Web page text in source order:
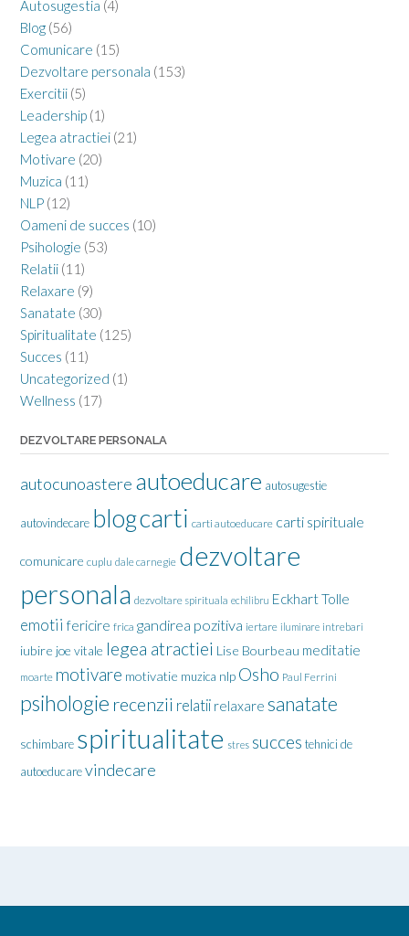
Autosugestia (4)
Blog (56)
Comunicare (15)
Dezvoltare personala (153)
Exercitii (5)
Leadership (1)
Legea atractiei (21)
Motivare (20)
Muzica (11)
NLP (12)
Oameni de succes (10)
Psihologie (53)
Relatii (11)
Relaxare (9)
Sanatate (30)
Spiritualitate (125)
Succes (11)
Uncategorized (1)
Wellness (17)
DEZVOLTARE PERSONALA
autocunoastere autoeducare autosugestie
autovindecare blogcarti carti autoeducare carti spirituale
comunicare cuplu dale carnegie dezvoltare
personala dezvoltare spirituala echilibru Eckhart Tolle
emotii fericire frica gandirea pozitiva iertare iluminare intrebari
iubire joe vitale legea atractiei Lise Bourbeau meditatie
moarte motivare motivatie muzica nlp Osho Paul Ferrini
psihologie recenzii relatii relaxare sanatate
schimbare spiritualitate stres succes tehnici de
autoeducarevindecare